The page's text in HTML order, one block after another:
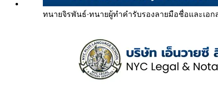
ทนายจิรพันธ์·ทนายผู้ทำคำรับรองลายมือชื่อและเอก